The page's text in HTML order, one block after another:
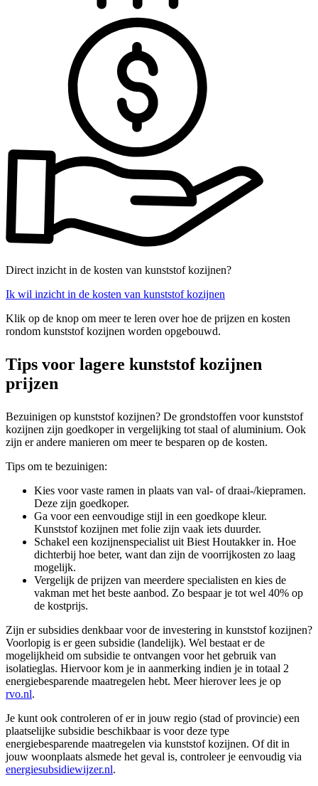
Direct inzicht in de kosten van kunststof kozijnen?
Ik wil inzicht in de kosten van kunststof kozijnen
Klik op de knop om meer te leren over hoe de prijzen en kosten
rondom kunststof kozijnen worden opgebouwd.
Tips voor lagere kunststof kozijnen
prijzen
Bezuinigen op kunststof kozijnen? De grondstoffen voor kunststof
kozijnen zijn goedkoper in vergelijking tot staal of aluminium. Ook
zijn er andere manieren om meer te besparen op de kosten.
Tips om te bezuinigen:
Kies voor vaste ramen in plaats van val- of draai-/kiepramen.
Deze zijn goedkoper.
Ga voor een eenvoudige stijl in een goedkope kleur.
Kunststof kozijnen met folie zijn vaak iets duurder.
Schakel een kozijnenspecialist uit Biest Houtakker in. Hoe
dichterbij hoe beter, want dan zijn de voorrijkosten zo laag
mogelijk.
Vergelijk de prijzen van meerdere specialisten en kies de
vakman met het beste aanbod. Zo bespaar je tot wel 40% op
de kostprijs.
Zijn er subsidies denkbaar voor de investering in kunststof kozijnen?
Voorlopig is er geen subsidie (landelijk). Wel bestaat er de
mogelijkheid om subsidie te ontvangen voor het gebruik van
isolatieglas. Hiervoor kom je in aanmerking indien je in totaal 2
energiebesparende maatregelen hebt. Meer hierover lees je op
rvo.nl.
Je kunt ook controleren of er in jouw regio (stad of provincie) een
plaatselijke subsidie beschikbaar is voor deze type
energiebesparende maatregelen via kunststof kozijnen. Of dit in
jouw woonplaats alsmede het geval is, controleer je eenvoudig via
energiesubsidiewijzer.nl.